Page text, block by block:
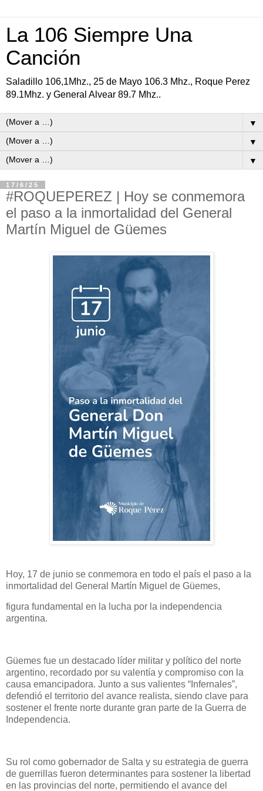
La 106 Siempre Una
Canción
Saladillo 106,1Mhz., 25 de Mayo 106.3 Mhz., Roque Perez
89.1Mhz. y General Alvear 89.7 Mhz..
▼
▼
▼
17/6/25
#ROQUEPEREZ | Hoy se conmemora
el paso a la inmortalidad del General
Martín Miguel de Güemes
Hoy, 17 de junio se conmemora en todo el país el paso a la
inmortalidad del General Martín Miguel de Güemes,
figura fundamental en la lucha por la independencia
argentina.
Güemes fue un destacado líder militar y político del norte
argentino, recordado por su valentía y compromiso con la
causa emancipadora. Junto a sus valientes “Infernales”,
defendió el territorio del avance realista, siendo clave para
sostener el frente norte durante gran parte de la Guerra de
Independencia.
Su rol como gobernador de Salta y su estrategia de guerra
de guerrillas fueron determinantes para sostener la libertad
en las provincias del norte, permitiendo el avance del